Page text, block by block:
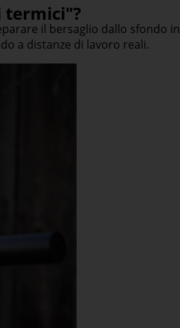
termici"?
il bersaglio dallo sfondo in
a distanze di lavoro reali.